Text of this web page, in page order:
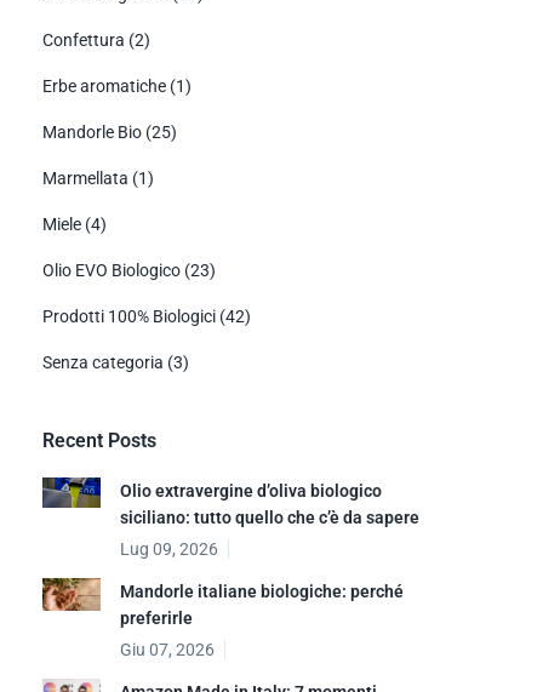
Confettura (2)
Erbe aromatiche (1)
Mandorle Bio (25)
Marmellata (1)
Miele (4)
Olio EVO Biologico (23)
Prodotti 100% Biologici (42)
Senza categoria (3)
Recent Posts
Olio extravergine d’oliva biologico
siciliano: tutto quello che c’è da sapere
Lug 09, 2026
Mandorle italiane biologiche: perché
preferirle
Giu 07, 2026